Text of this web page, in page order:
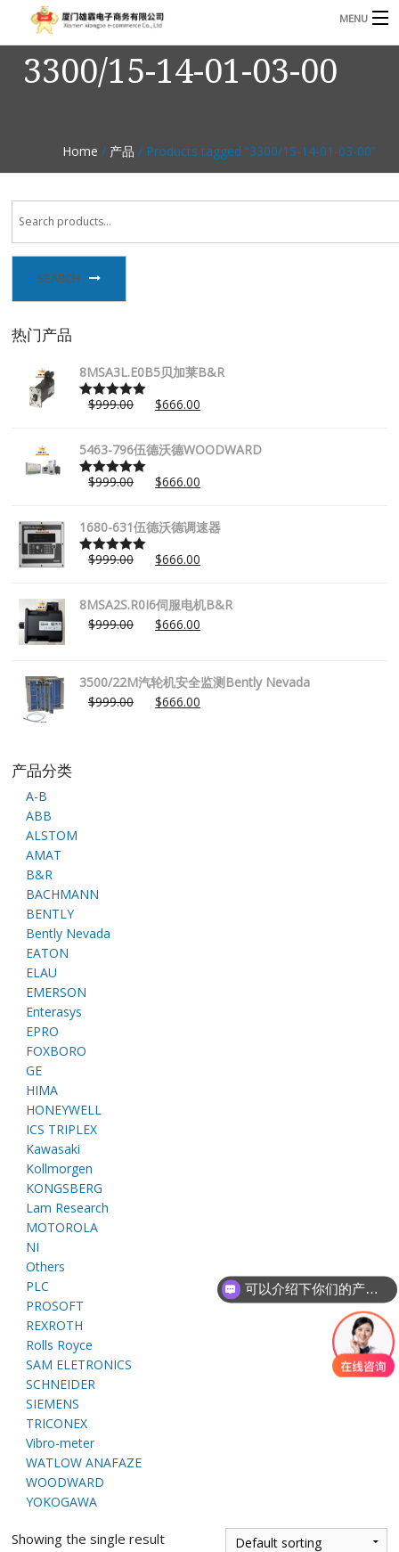
MENU
3221366881@qq.com Phone: +86 17750010683
关于我们
3300/15-14-01-03-00
Home / 产品 / Products tagged “3300/15-14-01-03-00”
SEARCH
热门产品
8MSA3L.E0B5贝加莱B&R
Rated5.00
$999.00 $666.00
5463-796伍德沃德WOODWARD
Rated5.00
$999.00 $666.00
1680-631伍德沃德调速器
Rated5.00
$999.00 $666.00
8MSA2S.R0I6伺服电机B&R
$999.00 $666.00
3500/22M汽轮机安全监测Bently Nevada
$999.00 $666.00
产品分类
A-B
ABB
ALSTOM
AMAT
B&R
BACHMANN
BENTLY
Bently Nevada
EATON
ELAU
EMERSON
Enterasys
EPRO
FOXBORO
GE
HIMA
HONEYWELL
ICS TRIPLEX
Kawasaki
Kollmorgen
KONGSBERG
Lam Research
MOTOROLA
NI
Others
PLC
PROSOFT
REXROTH
Rolls Royce
SAM ELETRONICS
SCHNEIDER
SIEMENS
TRICONEX
Vibro-meter
WATLOW ANAFAZE
WOODWARD
YOKOGAWA
Showing the single result
可以介绍下你们的产品么